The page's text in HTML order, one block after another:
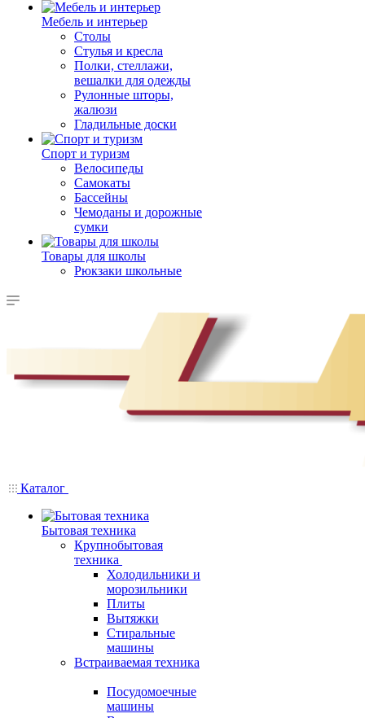
Мебель и интерьер
Столы
Стулья и кресла
Полки, стеллажи,
вешалки для одежды
Рулонные шторы,
жалюзи
Гладильные доски
Спорт и туризм
Велосипеды
Самокаты
Бассейны
Чемоданы и дорожные
сумки
Товары для школы
Рюкзаки школьные
Каталог
Бытовая техника
Крупнобытовая
техника
Холодильники и
морозильники
Плиты
Вытяжки
Стиральные
машины
Встраиваемая техника
Посудомоечные
машины